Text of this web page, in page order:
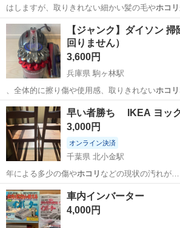
はしますが、取りきれない細かい髪の毛やホコリ
がございます。 取…
東京 西東京市 東伏見駅 カーペット/
【ジャンク】ダイソン
回りません）
3,600円
兵庫県 駒ヶ林駅
、全体的に擦り傷や使用感、取りきれないホコリ
らかじめご了承くださ…
兵庫 神戸市 駒ヶ林駅
早い者勝ち IKEA ヨッ
3,000円
オンライン決済
千葉県 北小金駅
年による多少の傷やホコリ などの現状の汚れが…
ホコリの拭き取りはさせて…
千葉 松戸市 北小金駅 椅子
車内インバーター
4,000円